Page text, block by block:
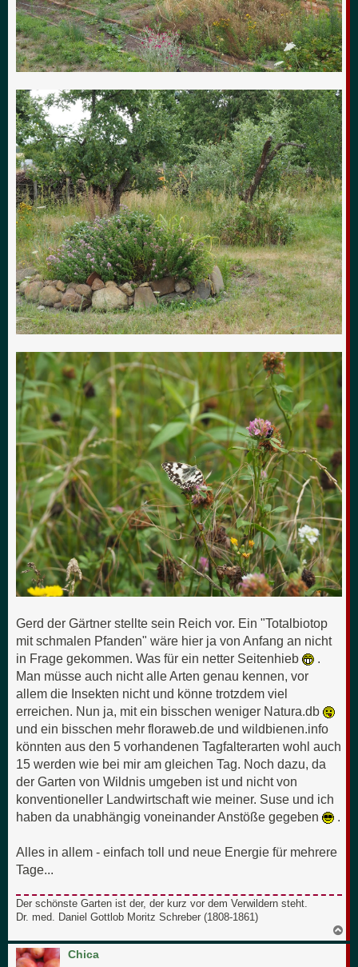
Gerd der Gärtner stellte sein Reich vor. Ein "Totalbiotop
mit schmalen Pfanden" wäre hier ja von Anfang an nicht
in Frage gekommen. Was für ein netter Seitenhieb
.
Man müsse auch nicht alle Arten genau kennen, vor
allem die Insekten nicht und könne trotzdem viel
erreichen. Nun ja, mit ein bisschen weniger Natura.db
und ein bisschen mehr floraweb.de und wildbienen.info
könnten aus den 5 vorhandenen Tagfalterarten wohl auch
15 werden wie bei mir am gleichen Tag. Noch dazu, da
der Garten von Wildnis umgeben ist und nicht von
konventioneller Landwirtschaft wie meiner. Suse und ich
haben da unabhängig voneinander Anstöße gegeben
.
Alles in allem - einfach toll und neue Energie für mehrere
Tage...
Der schönste Garten ist der, der kurz vor dem Verwildern steht.
Dr. med. Daniel Gottlob Moritz Schreber (1808-1861)
a
Chica